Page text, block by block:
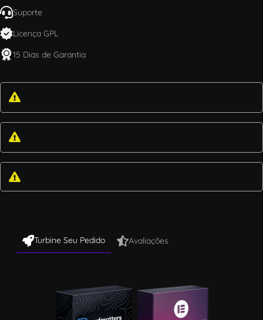
Suporte
Licença GPL
15 Dias de Garantia
Turbine Seu Pedido Avaliações